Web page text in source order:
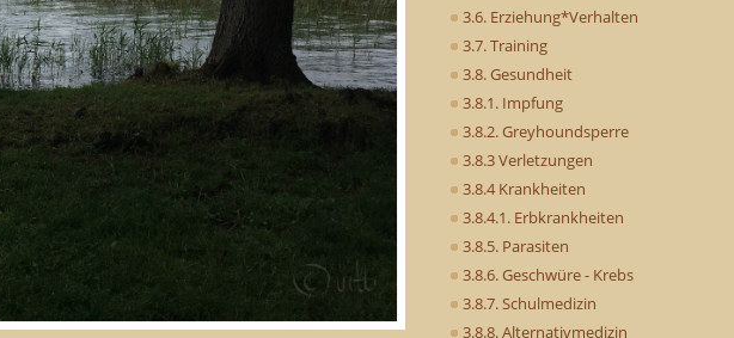
3.6. Erziehung*Verhalten
3.7. Training
3.8. Gesundheit
3.8.1. Impfung
3.8.2. Greyhoundsperre
3.8.3 Verletzungen
3.8.4 Krankheiten
3.8.4.1. Erbkrankheiten
3.8.5. Parasiten
3.8.6. Geschwüre - Krebs
3.8.7. Schulmedizin
3.8.8. Alternativmedizin